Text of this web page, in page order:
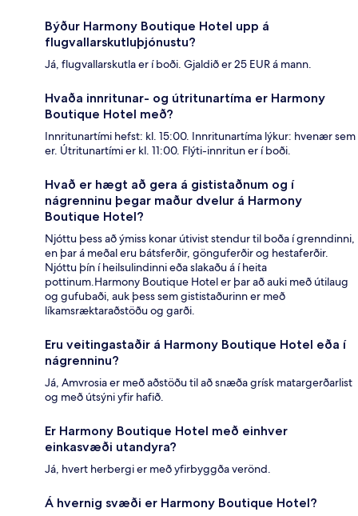
Býður Harmony Boutique Hotel upp á
flugvallarskutluþjónustu?
Já, flugvallarskutla er í boði. Gjaldið er 25 EUR á mann.
Hvaða innritunar- og útritunartíma er Harmony
Boutique Hotel með?
Innritunartími hefst: kl. 15:00. Innritunartíma lýkur: hvenær sem
er. Útritunartími er kl. 11:00. Flýti-innritun er í boði.
Hvað er hægt að gera á gististaðnum og í
nágrenninu þegar maður dvelur á Harmony
Boutique Hotel?
Njóttu þess að ýmiss konar útivist stendur til boða í grenndinni,
en þar á meðal eru bátsferðir, gönguferðir og hestaferðir.
Njóttu þín í heilsulindinni eða slakaðu á í heita
pottinum.Harmony Boutique Hotel er þar að auki með útilaug
og gufubaði, auk þess sem gististaðurinn er með
líkamsræktaraðstöðu og garði.
Eru veitingastaðir á Harmony Boutique Hotel eða í
nágrenninu?
Já, Amvrosia er með aðstöðu til að snæða grísk matargerðarlist
og með útsýni yfir hafið.
Er Harmony Boutique Hotel með einhver
einkasvæði utandyra?
Já, hvert herbergi er með yfirbyggða verönd.
Á hvernig svæði er Harmony Boutique Hotel?